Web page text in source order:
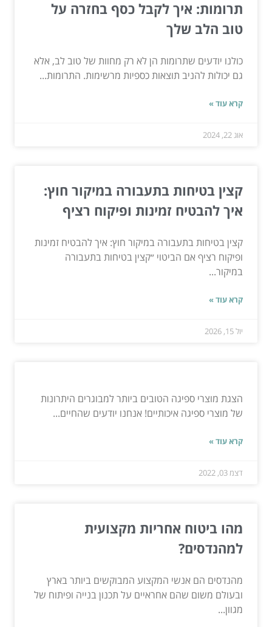
תרומות: איך לקבל כסף בחזרה על
טוב הלב שלך
כולנו יודעים שתרומות הן לא רק מחוות של טוב לב, אלא
גם יכולות להניב תוצאות כספיות מרשימות. התרומות...
קרא עוד »
אוג 22, 2024
קצין בטיחות בתעבורה במיקור חוץ:
איך להבטיח זמינות ופיקוח רציף
קצין בטיחות בתעבורה במיקור חוץ: איך להבטיח זמינות
ופיקוח רציף אם הביטוי ״קצין בטיחות בתעבורה
במיקור...
קרא עוד »
יול 15, 2026
הצגת מוצרי ספיגה הטובים ביותר למבוגרים היתרונות
של מוצרי ספיגה איכותיים! אנחנו יודעים שהחיים...
קרא עוד »
דצמ 03, 2022
מהו ביטוח אחריות מקצועית
למהנדסים?
מהנדסים הם אנשי המקצוע המבוקשים ביותר בארץ
ובעולם משום שהם אחראיים על תכנון בנייה ופיתוח של
מגוון...